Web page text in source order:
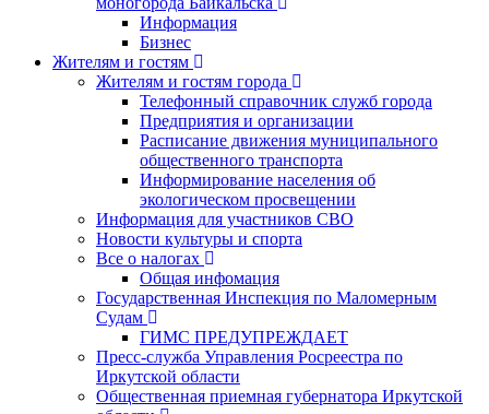
Информация
Бизнес
Жителям и гостям
Жителям и гостям города
Телефонный справочник служб города
Предприятия и организации
Расписание движения муниципального
общественного транспорта
Информирование населения об
экологическом просвещении
Информация для участников СВО
Новости культуры и спорта
Все о налогах
Общая инфомация
Государственная Инспекция по Маломерным
Судам
ГИМС ПРЕДУПРЕЖДАЕТ
Пресс-служба Управления Росреестра по
Иркутской области
Общественная приемная губернатора Иркутской